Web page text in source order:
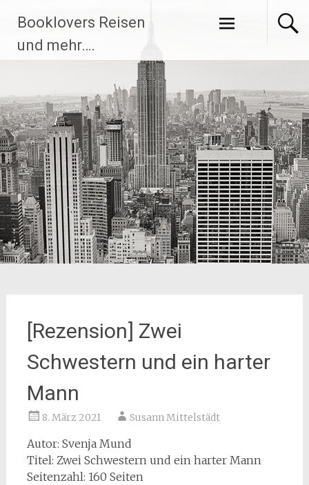
Inhalt
springen
Booklovers Reisen
und mehr….
[Rezension] Zwei
Schwestern und ein harter
Mann
8. März 2021 Susann Mittelstädt
Autor: Svenja Mund
Titel: Zwei Schwestern und ein harter Mann
Seitenzahl: 160 Seiten